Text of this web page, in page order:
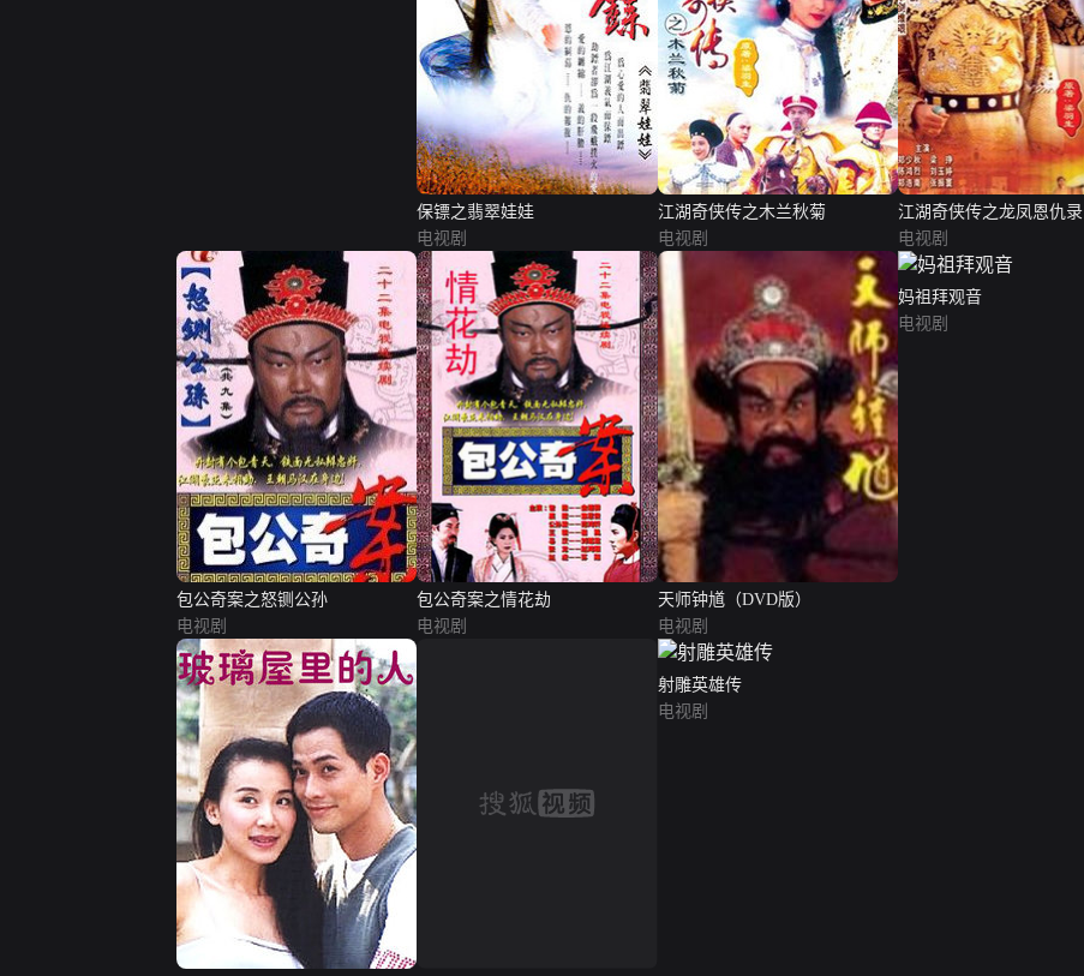
保镖之翡翠娃娃
电视剧
江湖奇侠传之木兰秋菊
电视剧
江湖奇侠传之龙凤恩仇录
电视剧
包公奇案之怒铡公孙
电视剧
包公奇案之情花劫
电视剧
天师钟馗（DVD版）
电视剧
妈祖拜观音
电视剧
射雕英雄传
电视剧